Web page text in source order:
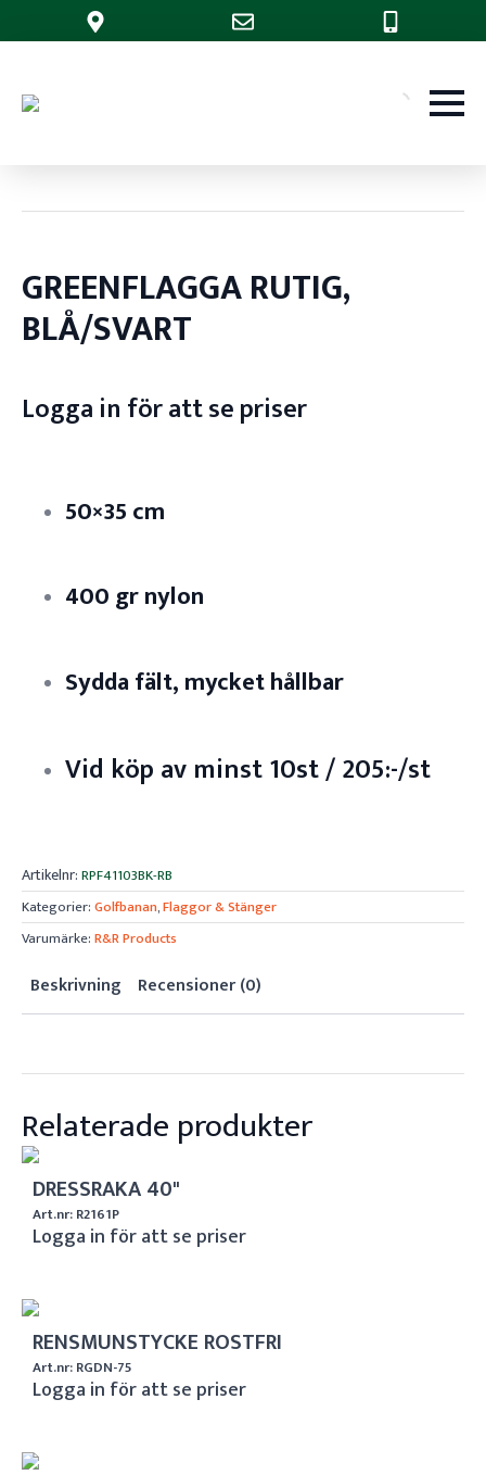
GREENFLAGGA RUTIG,
BLÅ/SVART
Logga in för att se priser
50×35 cm
400 gr nylon
Sydda fält, mycket hållbar
Vid köp av minst 10st / 205:-/st
Artikelnr:RPF41103BK-RB
Kategorier:Golfbanan,Flaggor & Stänger
Varumärke:R&R Products
Beskrivning Recensioner (0)
Relaterade produkter
DRESSRAKA 40"
Art.nr: R2161P
Logga in för att se priser
RENSMUNSTYCKE ROSTFRI
Art.nr: RGDN-75
Logga in för att se priser